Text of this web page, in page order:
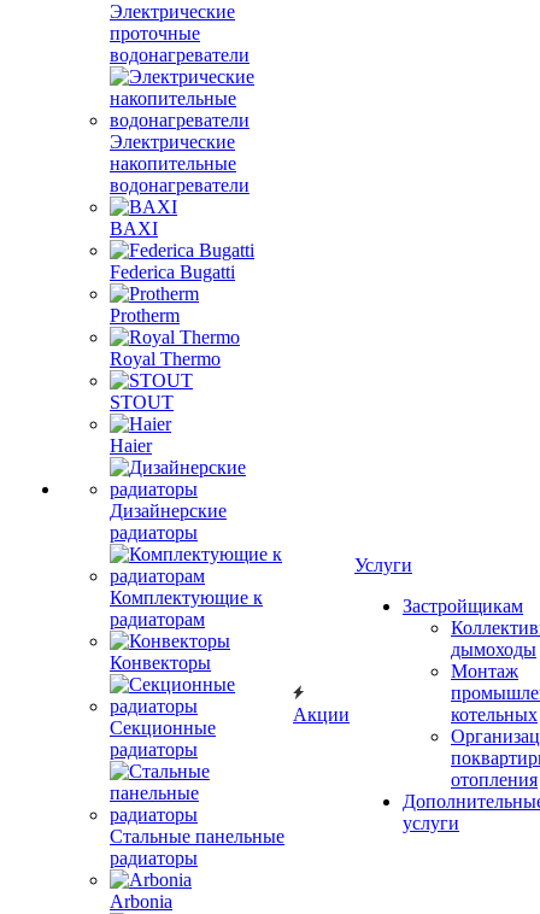
Электрические
проточные
водонагреватели
Электрические
накопительные
водонагреватели
BAXI
Federica Bugatti
Protherm
Royal Thermo
STOUT
Haier
Дизайнерские
радиаторы
Комплектующие к
радиаторам
Конвекторы
Секционные
радиаторы
Стальные панельные
радиаторы
Arbonia
Акции
Услуги
Застройщикам
дымоходы
Монтаж
котельных
отопления
услуги